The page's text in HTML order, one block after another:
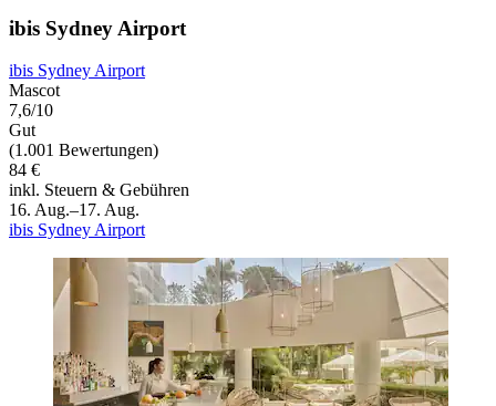
ibis Sydney Airport
ibis Sydney Airport
Mascot
7,6/10
Gut
(1.001 Bewertungen)
84 €
inkl. Steuern & Gebühren
16. Aug.–17. Aug.
ibis Sydney Airport